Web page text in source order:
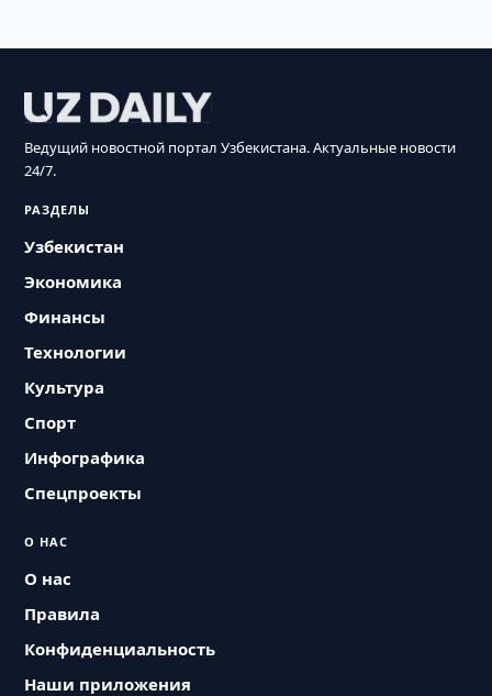
Ведущий новостной портал Узбекистана. Актуальные новости
24/7.
РАЗДЕЛЫ
Узбекистан
Экономика
Финансы
Технологии
Культура
Спорт
Инфографика
Спецпроекты
О НАС
О нас
Правила
Конфиденциальность
Наши приложения